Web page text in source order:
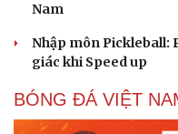
Tư vấn
Săn Tour
Nam
Nhập môn Pickleball:
giác khi Speed up
BÓNG ĐÁ VIỆT